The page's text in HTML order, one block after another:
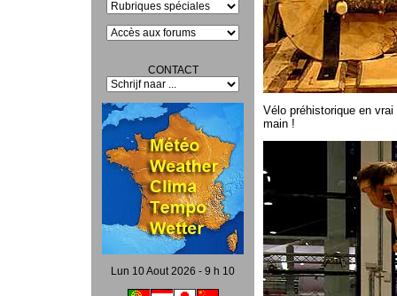
CONTACT
Lun 10 Aout 2026 - 9 h 10
Vélo préhistorique en
main !